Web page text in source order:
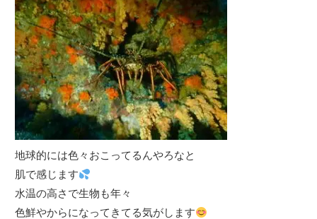
地球的には色々おこってるんやろなと
肌で感じます
水温の高さで生物も年々
色鮮やからになってきてる気がします